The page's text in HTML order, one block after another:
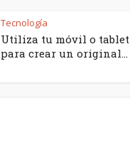
Tecnología
Utiliza tu móvil o tablet
para crear un original...